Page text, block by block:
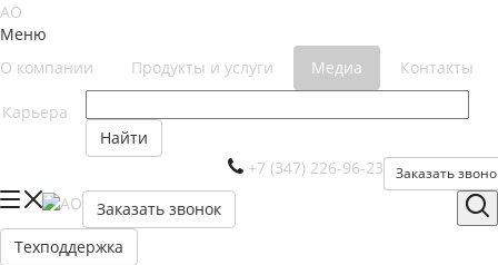
Меню
О компании
Продукты и услуги Медиа Контакты
Карьера
Найти
Заказать
+7 (347) 226-96-23
Заказать звонок
Техподдержка